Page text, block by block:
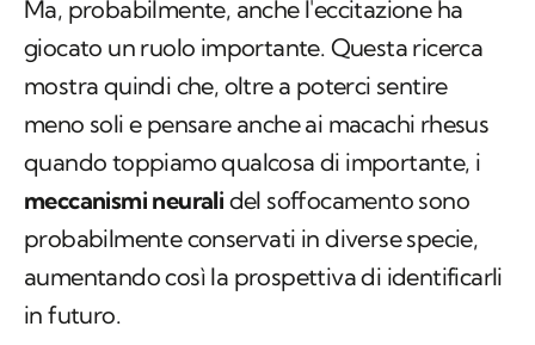
Ma, probabilmente, anche l'eccitazione ha
giocato un ruolo importante. Questa ricerca
mostra quindi che, oltre a poterci sentire
meno soli e pensare anche ai macachi rhesus
quando toppiamo qualcosa di importante, i
meccanismi neurali del soffocamento sono
probabilmente conservati in diverse specie,
aumentando così la prospettiva di identificarli
in futuro.